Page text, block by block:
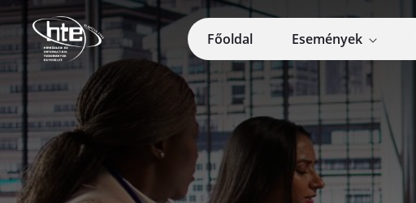
Ugrás a fő tartalomhoz
Főoldal Események